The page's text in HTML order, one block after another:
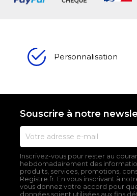
Personnalisation
Souscrire à notre
Inscrivez-vous pour rester au
hebdomadairement des
produits, services, promotions,
Registre.fr. En vous inscrivant à
vous donnez votre accord pour
données soient utilisées aux fins